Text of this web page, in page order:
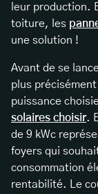
leur production.
toiture, les
une solution !
Avant de se
plus
puissance
solaires choisir.
de 9 kWc
foyers qui
consommation
rentabilité. Le